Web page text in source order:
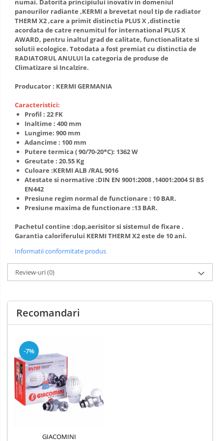
Aparate de Aer conditionat 9000
btu
Aparate de Aer conditionat 12000
btu
Aparate de Aer conditionat 18000
btu
Aparate de Aer conditionat 24000
Aparate de Aer conditionat 27000
Panouri solare
Panouri solare presurizate si
nepresurizate
Accesorii Panouri solare
Pompe de circulaţie pentru
instalaţiile termice solare
Vase de expansiune
Incazire in Pardoseala
Incalzire clasica in pardoseala
Teava incalzire pardoseala
PLACA NUTURI/TACKER
Grupuri de pompare si amestec
Cutii distribuitor
Accesorii
Aditiv Sapa
Pachete incalzire in pardoseala
Pompe de caldura
Termostate de Ambient
Panouri fotovoltaice
numai. Datorita principiului inovativ in domeniul
panourilor radiante ,KERMI a brevetat noul tip de radiator
THERM X2 ,care a primit distinctia PLUS X ,distinctie
acordata de catre renumitul for international PLUS X
AWARD, pentru inaltul grad de calitate, functionalitate si
solutii ecologice. Totodata a fost premiat cu distinctia de
RADIATORUL ANULUI la categoria de produse de
Climatizare si Incalzire.
Producator : KERMI GERMANIA
Caracteristici:
Profil : 22 FK
Inaltime : 400 mm
Lungime: 900 mm
Adancime : 100 mm
Putere termica ( 90/70-20*C): 1362 W
Greutate : 20.55 Kg
Culoare :KERMI ALB /RAL 9016
Atestate si normative :DIN EN 9001:2008 ,14001:2004 SI BS
EN442
Presiune regim normal de functionare : 10 BAR.
Presiune maxima de functionare :13 BAR.
Pachetul contine :dop,aerisitor si sistemul de fixare .
Garantia caloriferului KERMI THERM X2 este de 10 ani.
Informatii conformitate produs
Review-uri(0)
Recomandari
-7%
GIACOMINI